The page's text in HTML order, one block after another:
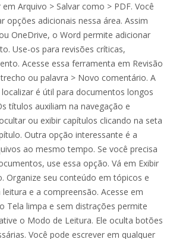
Arquivo > Salvar como > PDF. Você
opções adicionais nessa área. Assim
OneDrive, o Word permite adicionar
Use-os para revisões críticas,
Acesse essa ferramenta em Revisão
ou palavra > Novo comentário. A
é útil para documentos longos
títulos auxiliam na navegação e
ou exibir capítulos clicando na seta
Outra opção interessante é a
ao mesmo tempo. Se você precisa
use essa opção. Vá em Exibir
Organize seu conteúdo em tópicos e
e a compreensão. Acesse em
Tela limpa e sem distrações permite
o Modo de Leitura. Ele oculta botões
Você pode escrever em qualquer